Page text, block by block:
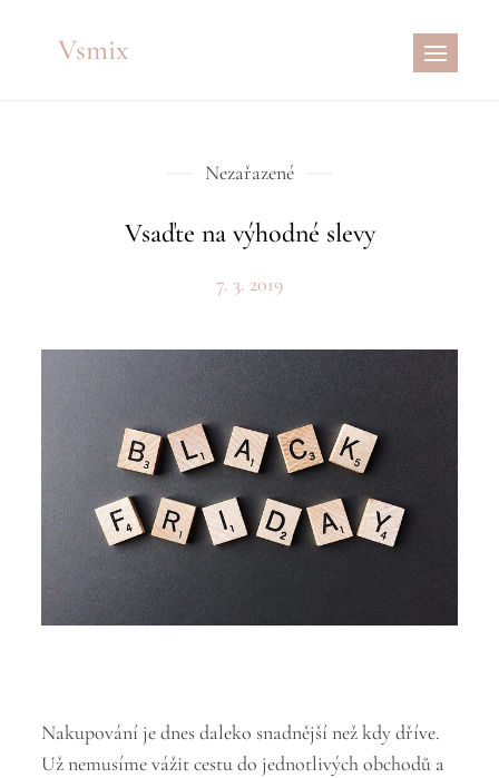
Vsmix
Nezařazené
Vsaďte na výhodné slevy
7. 3. 2019
Nakupování je dnes daleko snadnější než kdy dříve.
Už nemusíme vážit cestu do jednotlivých obchodů a